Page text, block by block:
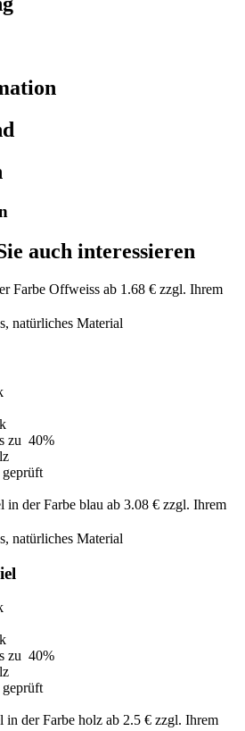
auch interessieren
natürliches Material
zu 40%
natürliches Material
zu 40%